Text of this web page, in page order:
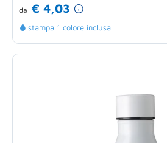
da € 4,03
stampa 1 colore inclusa